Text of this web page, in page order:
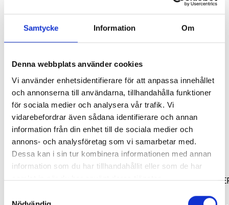
Samtycke Information Om
Denna webbplats använder cookies
Vi använder enhetsidentifierare för att anpassa innehållet
och annonserna till användarna, tillhandahålla funktioner
för sociala medier och analysera vår trafik. Vi
vidarebefordrar även sådana identifierare och annan
information från din enhet till de sociala medier och
annons- och analysföretag som vi samarbetar med.
Dessa kan i sin tur kombinera informationen med annan
information som du har tillhandahållit eller som de har
samlat in när du har använt deras tjänster.
FRAMDÖRRAR
Artikelnr:RA0109
808kr
Välj alternativ
PXJ
Artikelnr:RA0215
759kr
Lägg i varukorg
Lägg i varukorg
Omgående leverans.
Relaterade produkter